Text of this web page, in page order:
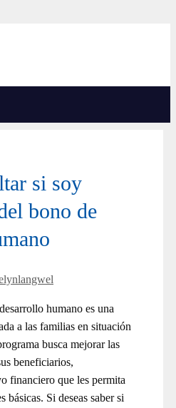
si soy
bono de
humano es una
a las familias en situación
busca mejorar las
beneficiarios,
financiero que les permita
básicas. Si deseas saber si